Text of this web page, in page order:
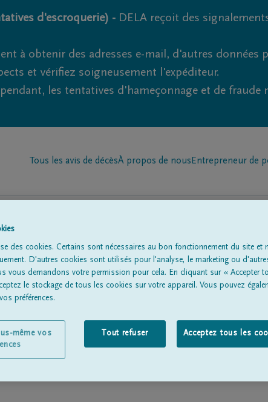
d'escroquerie) - DELA reçoit des
à obtenir des adresses e-mail, d'autres données
et vérifiez soigneusement l'expéditeur.
les tentatives d'hameçonnage et de
Tous les avis de décèsÀ propos de nous Entrepreneur de
Une
en deuil par
des cookies. Certains sont nécessaires au bon fonctionnement du site et
D'autres cookies sont utilisés pour l'analyse, le marketing ou
vous demandons votre permission pour cela. En cliquant sur « Accepter
le stockage de tous les cookies sur votre appareil. Vous pouvez
préférences.
Tout refuser Acceptez tous les
même vos